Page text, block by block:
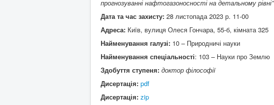
прогнозуванні нафтогазоносності на детальному рівні”
Дата та час захисту: 28 листопада 2023 р. 11-00
Адреса: Київ, вулиця Олеся Гончара, 55-б, кімната 325
Найменування галузі: 10 – Природничі науки
Найменування спеціальності: 103 – Науки про Землю
Здобуття ступеня: доктор філософії
Дисертація: pdf
Дисертація: zip